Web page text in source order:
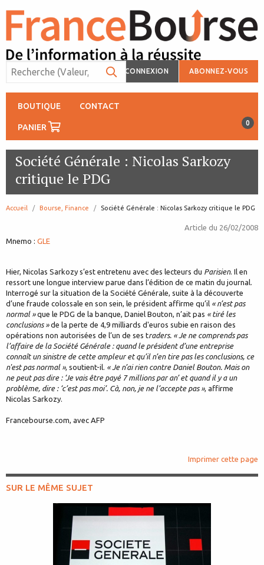
CONNEXION ABONNEZ-VOUS
BOUTIQUE CONTACT
PANIER 0
Société Générale : Nicolas Sarkozy
critique le PDG
Accueil Bourse, Finance page:
Société Générale : Nicolas Sarkozy critique le PDG
Article du 26/02/2008
Mnemo : GLE
Hier, Nicolas Sarkozy s’est entretenu avec des lecteurs du Parisien. Il en
ressort une longue interview parue dans l’édition de ce matin du journal.
Interrogé sur la situation de la Société Générale, suite à la découverte
d’une fraude colossale en son sein, le président affirme qu’il « n’est pas
normal »que le PDG de la banque, Daniel Bouton, n’ait pas « tiré les
conclusions »de la perte de 4,9 milliards d'euros subie en raison des
opérations non autorisées de l’un de ses traders. « Je ne comprends pas
l’affaire de la Société Générale : quand le président d’une entreprise
connaît un sinistre de cette ampleur et qu’il n’en tire pas les conclusions, ce
n'est pas normal », soutient-il. « Je n’ai rien contre Daniel Bouton. Mais on
ne peut pas dire : ‘Je vais être payé 7 millions par an’ et quand il y a un
problème, dire : ‘c’est pas moi’. Cà, non, je ne l’accepte pas », affirme
Nicolas Sarkozy.
Francebourse.com, avec AFP
Imprimer cette page
SUR LE MÊME SUJET